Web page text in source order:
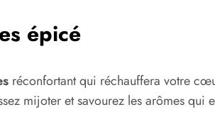
épicé
réconfortant qui réchauffera votre
mijoter et savourez les arômes